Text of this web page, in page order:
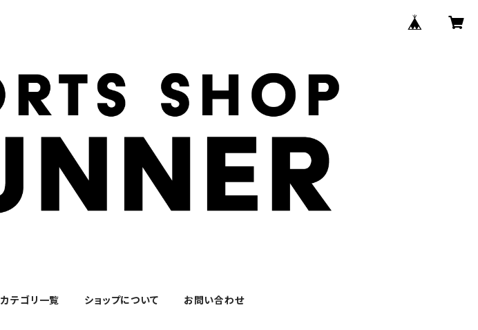
カテゴリ一覧 ショップについて お問い合わせ